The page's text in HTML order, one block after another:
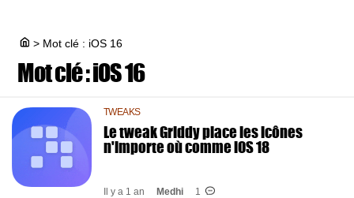
> Mot clé : iOS 16
Mot clé :iOS 16
TWEAKS
Le tweak Griddy place les icônes
n'importe où comme iOS 18
Il y a 1 an Medhi 1